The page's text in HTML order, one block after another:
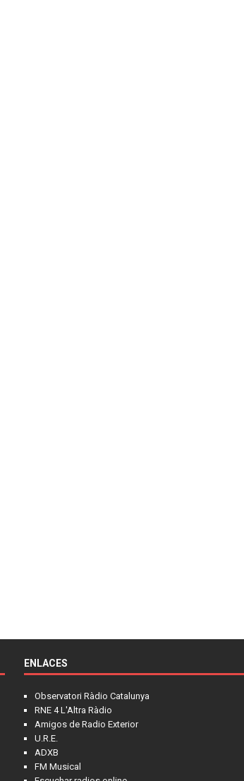
ENLACES
Observatori Ràdio Catalunya
RNE 4 L'Altra Ràdio
Amigos de Radio Exterior
U.R.E.
ADXB
FM Musical